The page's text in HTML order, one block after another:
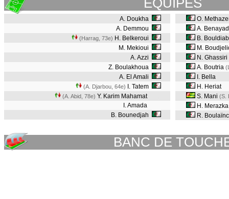
EQUIPES
A. Doukha
A. Demmou
(Harrag, 73e) H. Belkeroui
M. Mekioui
A. Azzi
Z. Boulakhoua
A. El Amali
(A. Djarbou, 64e) I. Tatem
(A. Abid, 78e) Y. Karim Mahamat
I. Amada
B. Bounedjah
O.
A.
B.
M.
N. Ghassiri
A. Boutria
I. Bella
H. Heriat
S. Mani (S.
H. Merazka
R.
BANC DE